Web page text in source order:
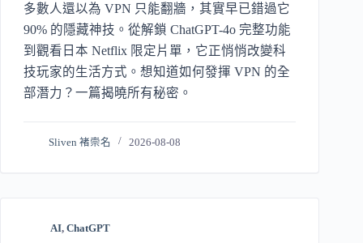
多數人還以為 VPN 只能翻牆，其實早已錯過它
90% 的隱藏神技。從解鎖 ChatGPT-4o 完整功能
到觀看日本 Netflix 限定片單，它正悄悄改變科
技玩家的生活方式。想知道如何發揮 VPN 的全
部潛力？一篇揭曉所有秘密。
Sliven 褚崇名 2026-08-08
AI, ChatGPT